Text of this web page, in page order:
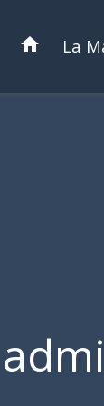
home La